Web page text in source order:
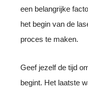
een belangrijke
het begin van de
proces te maken.
Geef jezelf de tijd
begint. Het laatste